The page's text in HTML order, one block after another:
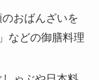
おばんざいを
などの御膳料理